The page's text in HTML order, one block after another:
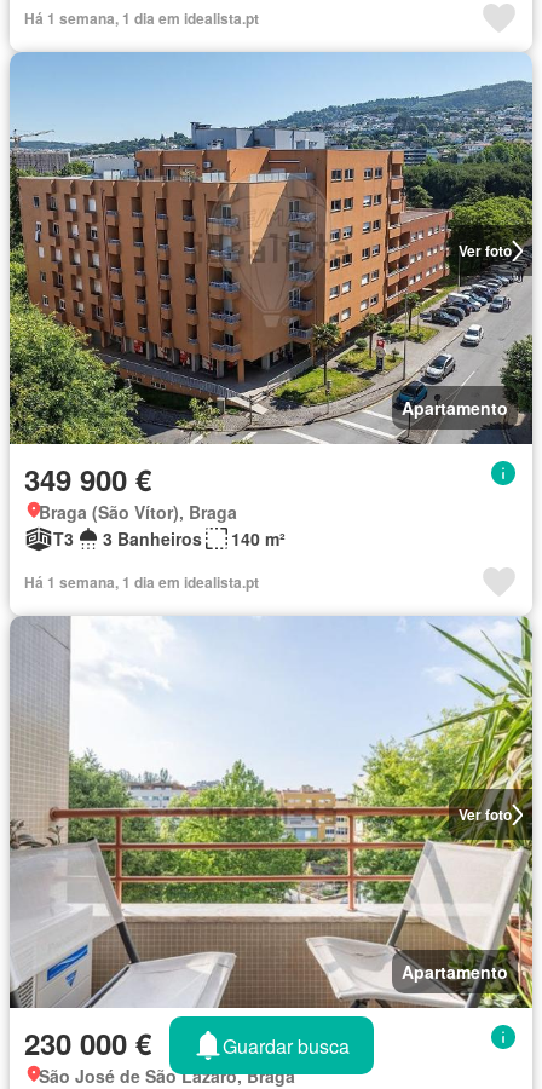
Há 1 semana, 1 dia em idealista.pt
Ver foto
Apartamento
349 900 €
Braga (São Vítor), Braga
T3
3 Banheiros 140 m²
Há 1 semana, 1 dia em idealista.pt
Ver foto
Apartamento
230 000 €
São José de São Lázaro, Braga
Guardar busca